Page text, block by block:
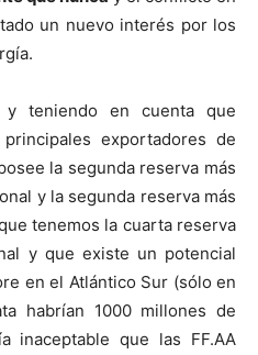
un nuevo interés por los
teniendo en cuenta que
exportadores de
la segunda reserva más
y la segunda reserva más
tenemos la cuarta reserva
y que existe un potencial
en el Atlántico Sur (sólo en
habrían 1000 millones de
inaceptable que las FF.AA